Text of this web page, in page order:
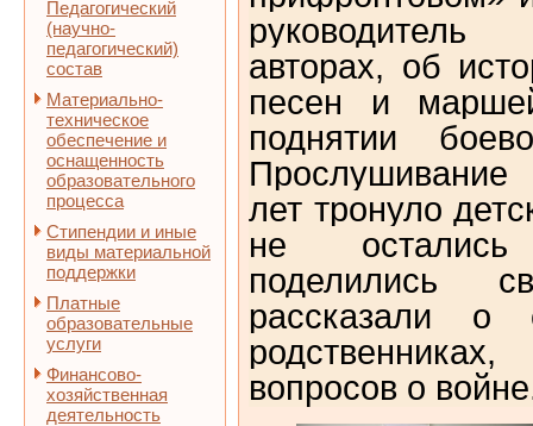
Педагогический
(научно-
педагогический)
состав
Материально-
техническое
обеспечение и
оснащенность
образовательного
процесса
Стипендии и иные
виды материальной
поддержки
Платные
образовательные
услуги
Финансово-
хозяйственная
деятельность
авторах, об
песен и
поднятии
лет тронуло
не остались
поделились
рассказали о
вопросов о